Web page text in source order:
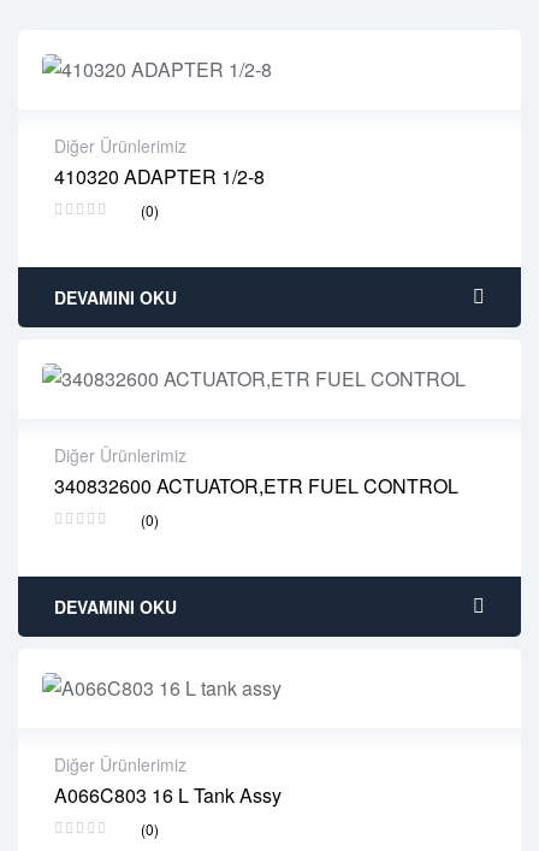
Diğer Ürünlerimiz
410320 ADAPTER 1/2-8
(0)
2 years warranty
Delivery time: 1-2 business days
DEVAMINI OKU
Diğer Ürünlerimiz
340832600 ACTUATOR,ETR FUEL CONTROL
(0)
2 years warranty
Delivery time: 1-2 business days
DEVAMINI OKU
Diğer Ürünlerimiz
A066C803 16 L Tank Assy
(0)
2 years warranty
Delivery time: 1-2 business days